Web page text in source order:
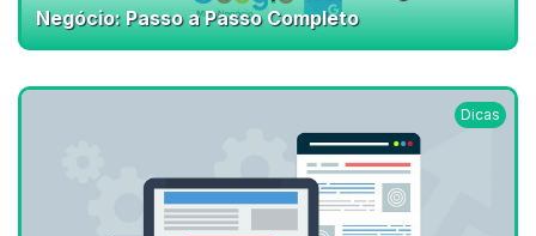
Negócio: Passo a Passo Completo
Dicas